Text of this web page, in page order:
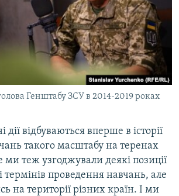
Генштабу ЗСУ в 2014-2019 роках
відбуваються вперше в історії
такого масштабу на теренах
теж узгоджували деякі позиції
проведення навчань, але
на території різних країн. І ми